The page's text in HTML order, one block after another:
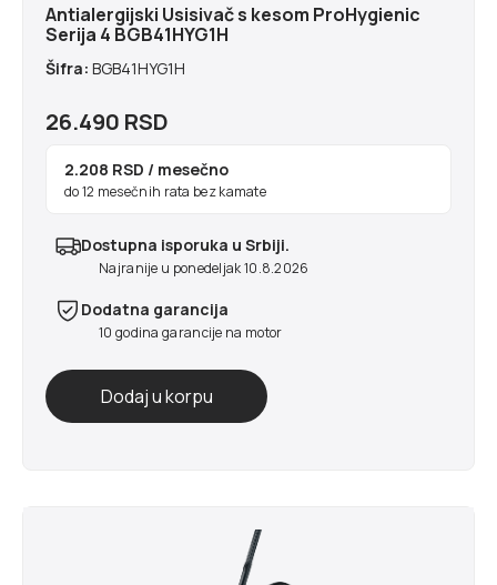
Antialergijski Usisivač s kesom ProHygienic
Serija 4 BGB41HYG1H
Šifra: BGB41HYG1H
26.490 RSD
2.208 RSD / mesečno
do 12 mesečnih rata bez kamate
Dostupna isporuka u Srbiji.
Najranije u ponedeljak 10.8.2026
Dodatna garancija
10 godina garancije na motor